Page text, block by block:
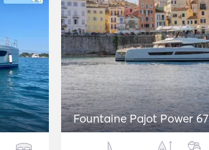
Fountaine Pajot Power 67